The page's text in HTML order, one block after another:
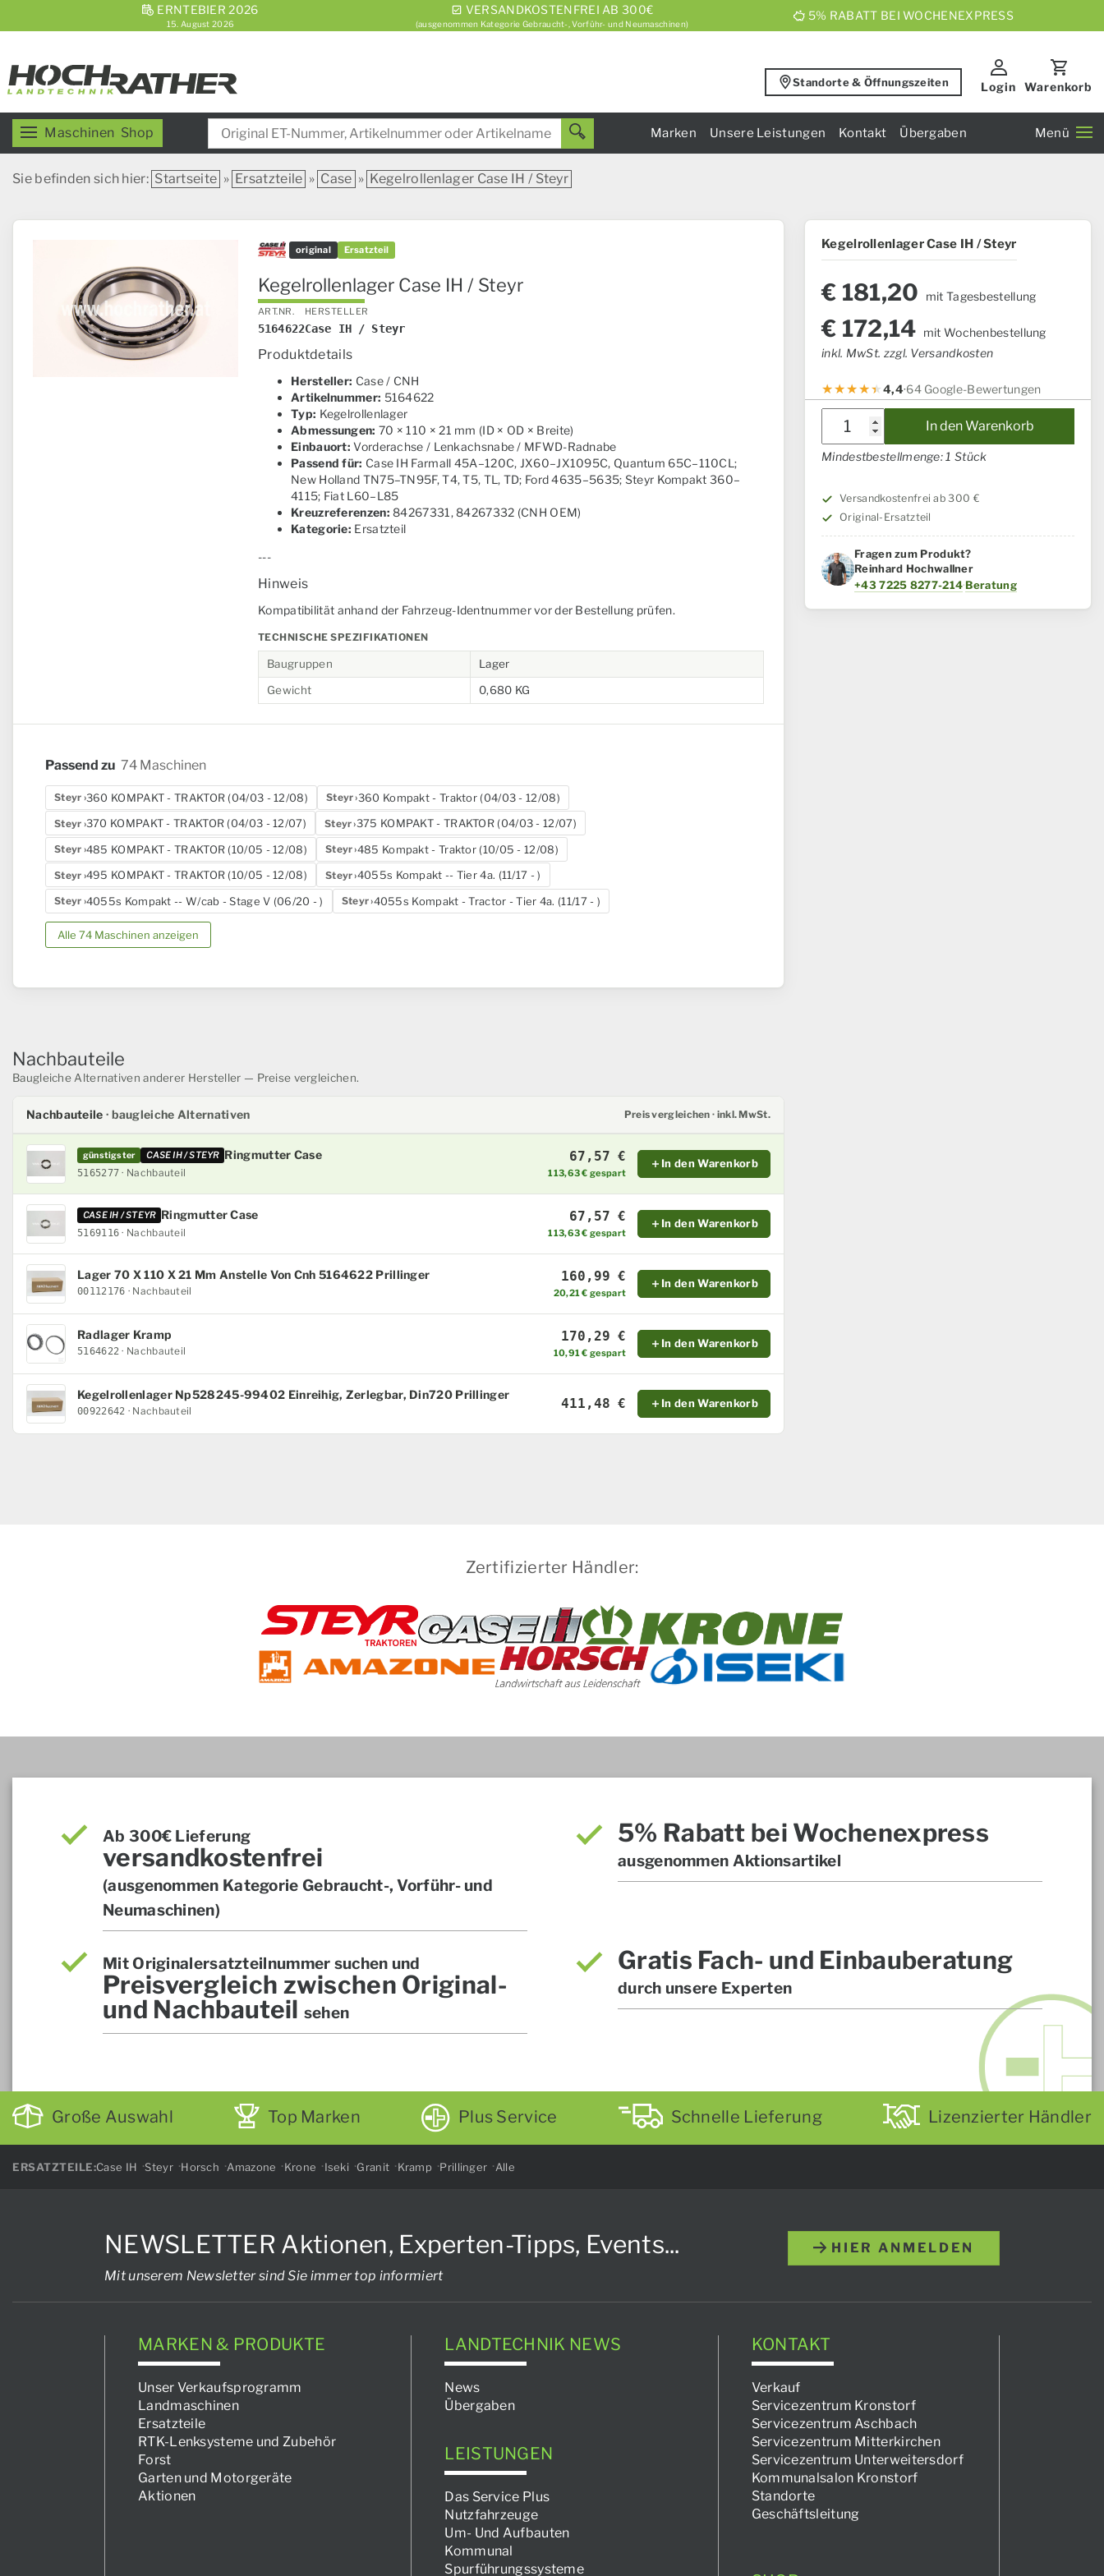
ERNTEBIER 2026
15. August 2026
VERSANDKOSTENFREI AB 300€
(ausgenommen Kategorie Gebraucht-, Vorführ- und Neumaschinen)
5% RABATT BEI WOCHENEXPRESS
Standorte & Öffnungszeiten Login Warenkorb
Maschinen Shop Marken Unsere Leistungen Kontakt Übergaben Menü
Sie befinden sich hier: Startseite » Ersatzteile » Case » Kegelrollenlager Case IH / Steyr
original Ersatzteil
Kegelrollenlager Case IH / Steyr
ART.NR.
5164622
HERSTELLER
Case IH / Steyr
Produktdetails
Hersteller: Case / CNH
Artikelnummer: 5164622
Typ: Kegelrollenlager
Abmessungen: 70 × 110 × 21 mm (ID × OD × Breite)
Einbauort: Vorderachse / Lenkachsnabe / MFWD-Radnabe
Passend für: Case IH Farmall 45A–120C, JX60–JX1095C, Quantum 65C–110CL;
New Holland TN75–TN95F, T4, T5, TL, TD; Ford 4635–5635; Steyr Kompakt 360–
4115; Fiat L60–L85
Kreuzreferenzen: 84267331, 84267332 (CNH OEM)
Kategorie: Ersatzteil
---
Hinweis
Kompatibilität anhand der Fahrzeug-Identnummer vor der Bestellung prüfen.
TECHNISCHE SPEZIFIKATIONEN
Baugruppen
Lager
Gewicht
0,680 KG
Passend zu 74 Maschinen
Steyr 360 KOMPAKT - TRAKTOR (04/03 - 12/08) Steyr 360 Kompakt - Traktor (04/03 - 12/08)
Steyr 370 KOMPAKT - TRAKTOR (04/03 - 12/07) Steyr 375 KOMPAKT - TRAKTOR (04/03 - 12/07)
Steyr 485 KOMPAKT - TRAKTOR (10/05 - 12/08) Steyr 485 Kompakt - Traktor (10/05 - 12/08)
Steyr 495 KOMPAKT - TRAKTOR (10/05 - 12/08) Steyr 4055s Kompakt -- Tier 4a. (11/17 - )
Steyr 4055s Kompakt -- W/cab - Stage V (06/20 - ) Steyr 4055s Kompakt - Tractor - Tier 4a. (11/17 - )
Alle 74 Maschinen anzeigen
Kegelrollenlager Case IH / Steyr
€ 181,20 mit Tagesbestellung
€ 172,14 mit Wochenbestellung
inkl. MwSt. zzgl. Versandkosten
4,4·64 Google-Bewertungen
Kegelrollenlager
Case
IH
Steyr
Menge
In den Warenkorb
Mindestbestellmenge: 1 Stück
Versandkostenfrei ab 300 €
Original-Ersatzteil
Fragen zum Produkt?
Reinhard Hochwallner
+43 7225 8277-214·Beratung
Nachbauteile
Baugleiche Alternativen anderer Hersteller — Preise vergleichen.
Nachbauteile · baugleiche Alternativen Preis vergleichen · inkl. MwSt.
günstigster CASE IH / STEYR Ringmutter Case
5165277 · Nachbauteil
67,57 €
113,63 € gespart
In den Warenkorb
CASE IH / STEYR Ringmutter Case
5169116 · Nachbauteil
67,57 €
113,63 € gespart
In den Warenkorb
Lager 70 X 110 X 21 Mm Anstelle Von Cnh 5164622 Prillinger
00112176 · Nachbauteil
160,99 €
20,21 € gespart
In den Warenkorb
Radlager Kramp
5164622 · Nachbauteil
170,29 €
10,91 € gespart
In den Warenkorb
Kegelrollenlager Np528245-99402 Einreihig, Zerlegbar, Din720 Prillinger
00922642 · Nachbauteil 411,48 € In den Warenkorb
Zertifizierter Händler:
Ab 300€ Lieferung
versandkostenfrei
(ausgenommen Kategorie Gebraucht-, Vorführ- und
Neumaschinen)
5% Rabatt bei Wochenexpress
ausgenommen Aktionsartikel
Mit Originalersatzteilnummer suchen und
Preisvergleich zwischen Original-
und Nachbauteil sehen
Gratis Fach- und Einbauberatung
durch unsere Experten
Große Auswahl Top Marken Plus Service Schnelle Lieferung Lizenzierter Händler
ERSATZTEILE:Case IH Steyr Horsch Amazone Krone Iseki Granit Kramp Prillinger Alle
NEWSLETTER Aktionen, Experten-Tipps, Events...
Mit unserem Newsletter sind Sie immer top informiert
HIER ANMELDEN
MARKEN & PRODUKTE
Unser Verkaufsprogramm
Landmaschinen
Ersatzteile
RTK-Lenksysteme und Zubehör
Forst
Garten und Motorgeräte
Aktionen
LANDTECHNIK NEWS
News
Übergaben
LEISTUNGEN
Das Service Plus
Nutzfahrzeuge
Um- Und Aufbauten
Kommunal
Spurführungssysteme
KONTAKT
Verkauf
Servicezentrum Kronstorf
Servicezentrum Aschbach
Servicezentrum Mitterkirchen
Servicezentrum Unterweitersdorf
Kommunalsalon Kronstorf
Standorte
Geschäftsleitung